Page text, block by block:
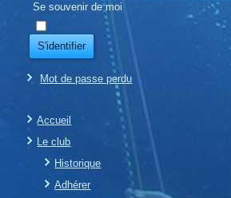
Se souvenir de moi
S'identifier
Mot de passe perdu
Accueil
Le club
Historique
Adhérer